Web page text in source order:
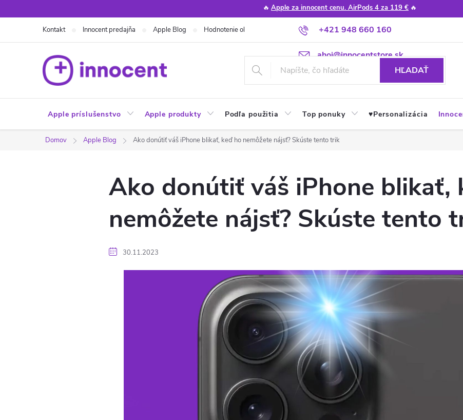
na
🔥 Apple za innocent cenu. AirPods 4 za 119 € 🔥
+421 948 660 160
ahoj@innocentstore.sk
Kontakt Innocent predajňa Apple Blog Hodnotenie obchodu Poradňa Apple návody a tipy
HĽADAŤ
Apple príslušenstvo Apple produkty Podľa použitia Top ponuky ♥︎Personalizácia
Domov Apple Blog Ako donútiť váš iPhone blikať, keď ho nemôžete nájsť? Skúste tento trik
Ako donútiť váš iPhone blikať,
nemôžete nájsť? Skúste tento
30.11.2023